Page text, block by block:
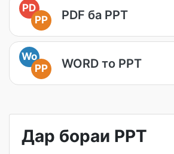
PD
PP
PDF ба PPT
Wo
PP
WORD то PPT
Дар бораи PPT